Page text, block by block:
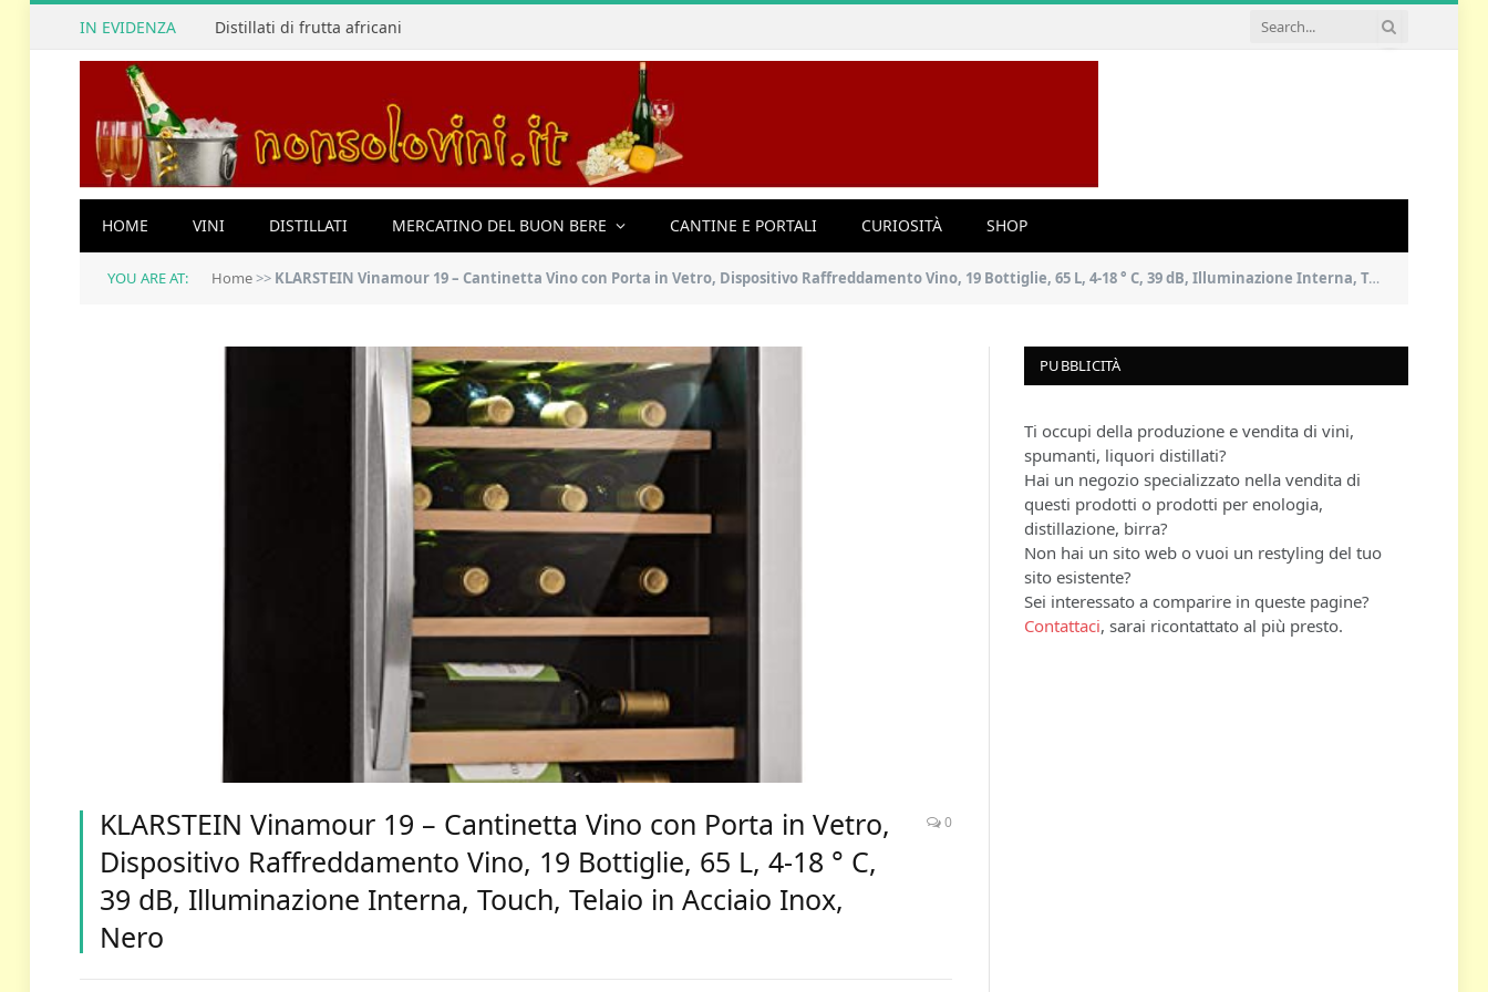
IN EVIDENZA Distillati di frutta africani
HOME VINI DISTILLATI MERCATINO DEL BUON BERE CANTINE E PORTALI CURIOSITÀ SHOP
YOU ARE AT: Home>> KLARSTEIN Vinamour 19 – Cantinetta Vino con Porta in Vetro, Dispositivo Raffreddamento Vino, 19 Bottiglie, 65 L, 4-18 ° C, 39 dB, Illuminazione Interna, Touch, Telaio in Acciaio Inox, Nero
KLARSTEIN Vinamour 19 – Cantinetta Vino con Porta in Vetro,
Dispositivo Raffreddamento Vino, 19 Bottiglie, 65 L, 4-18 ° C,
39 dB, Illuminazione Interna, Touch, Telaio in Acciaio Inox,
Nero
0
PUBBLICITÀ
Ti occupi della produzione e vendita di vini,
spumanti, liquori distillati?
Hai un negozio specializzato nella vendita di
questi prodotti o prodotti per enologia,
distillazione, birra?
Non hai un sito web o vuoi un restyling del tuo
sito esistente?
Sei interessato a comparire in queste pagine?
Contattaci, sarai ricontattato al più presto.